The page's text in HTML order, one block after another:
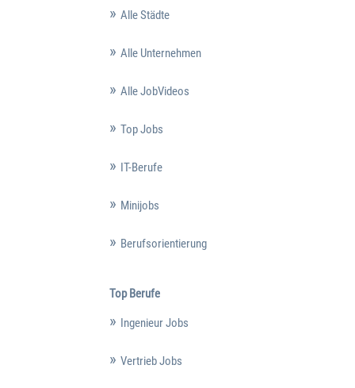
Alle Städte
Alle Unternehmen
Alle JobVideos
Top Jobs
IT-Berufe
Minijobs
Berufsorientierung
Top Berufe
Ingenieur Jobs
Vertrieb Jobs